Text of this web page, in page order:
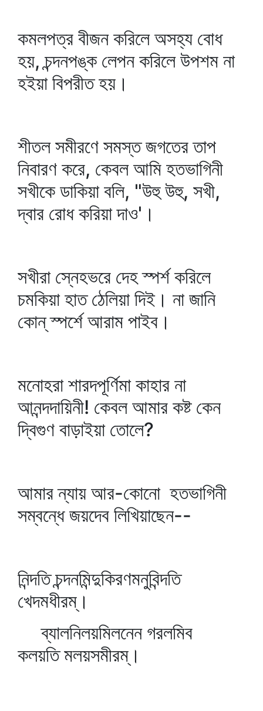
কমলপত্র বীজন করিলে অসহ্য বোধ
হয়, চন্দনপঙ্ক লেপন করিলে উপশম না
হইয়া বিপরীত হয়।
শীতল সমীরণে সমস্ত জগতের তাপ
নিবারণ করে, কেবল আমি হতভাগিনী
সখীকে ডাকিয়া বলি, "উহু উহু, সখী,
দ্বার রোধ করিয়া দাও'।
সখীরা স্নেহভরে দেহ স্পর্শ করিলে
চমকিয়া হাত ঠেলিয়া দিই। না জানি
কোন্‌ স্পর্শে আরাম পাইব।
মনোহরা শারদপূর্ণিমা কাহার না
আনন্দদায়িনী! কেবল আমার কষ্ট কেন
দ্বিগুণ বাড়াইয়া তোলে?
আমার ন্যায় আর-কোনো হতভাগিনী
সম্বন্ধে জয়দেব লিখিয়াছেন--
নিন্দতি চন্দনমিন্দুকিরণমনুবিন্দতি
খেদমধীরম্‌।
ব্যালনিলয়মিলনেন গরলমিব
কলয়তি মলয়সমীরম্‌।